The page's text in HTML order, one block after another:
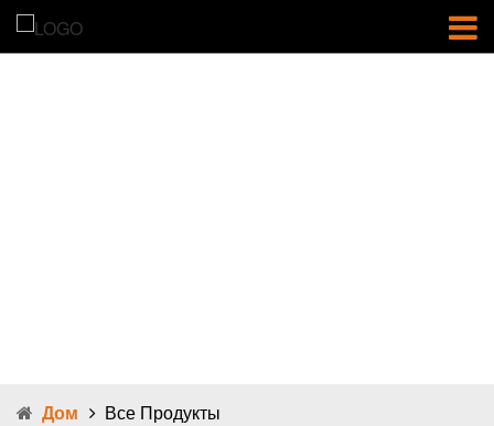
Дом Все Продукты